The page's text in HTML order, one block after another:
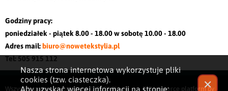
Godziny pracy:
poniedziałek - piątek 8.00 - 18.00 w sobotę 10.00 - 18.00
Adres mail: biuro@nowetekstylia.pl
Tel: 505 915 112
Wszystkie prawa zastrzeżone © 2026Nowe E-Commerce platform by
Nasza strona internetowa wykorzystuje pliki
cookies (tzw. ciasteczka).
Aby uzyskać więcej informacji na stronie:
✕